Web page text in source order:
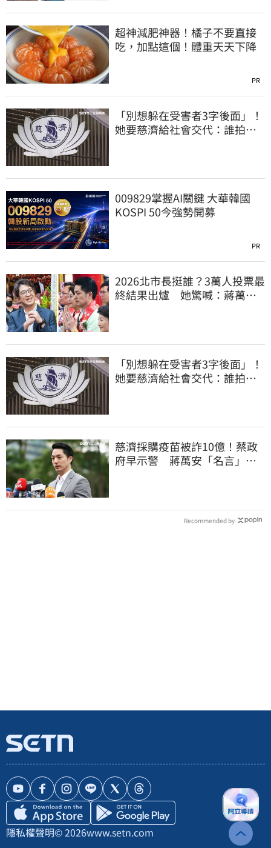
超神減肥神器！橘子不要直接
吃，加點這個！體重天天下降
PR
「別想躲在受害者3字後面」！
她要慈濟給社會交代：誰拍板
009829掌握AI關鍵 大華韓國
KOSPI 50今強勢開募
PR
2026北市長挺誰？3萬人投票最
終結果出爐 她驚喊：蔣萬安
「別想躲在受害者3字後面」！
她要慈濟給社會交代：誰拍板
慈濟採購疫苗被詐10億！蔡政
府早示警 蔣萬安「名言」翻
Recommended by
隱私權聲明© 2026www.setn.com